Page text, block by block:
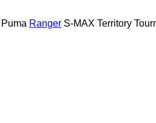
Puma Ranger S-MAX Territory